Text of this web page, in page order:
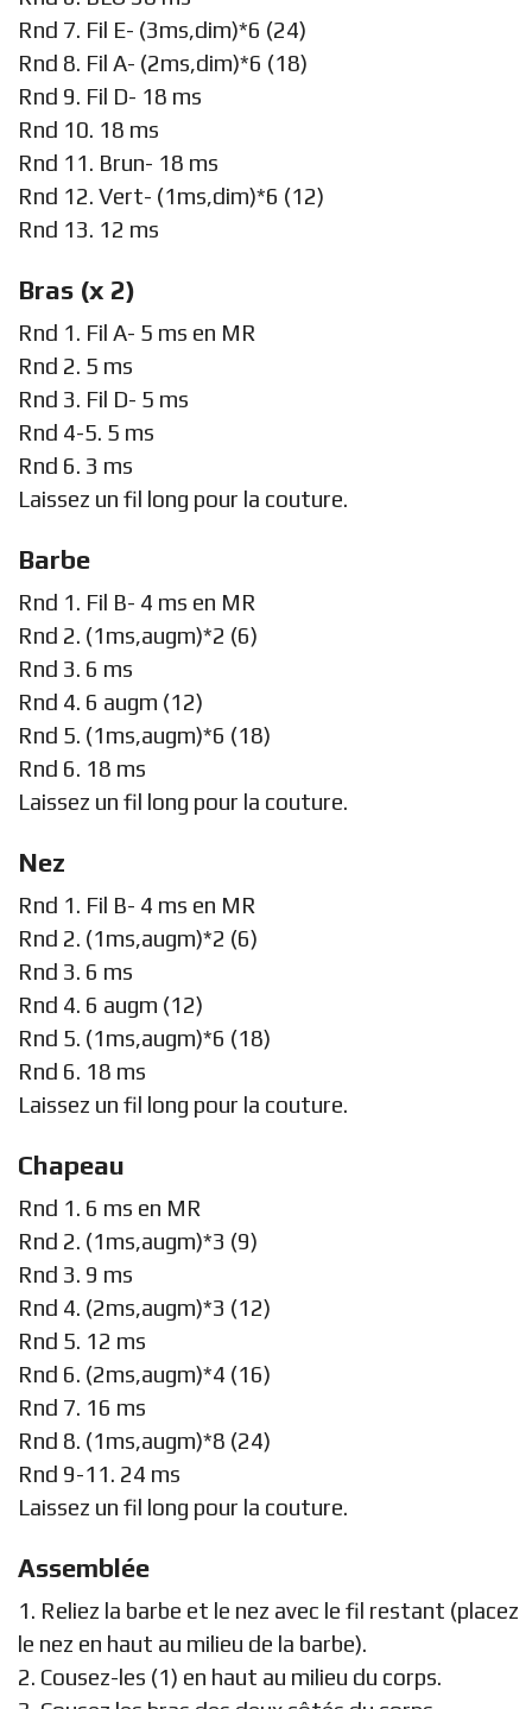
Rnd 7. Fil E- (3ms,dim)*6 (24)
Rnd 8. Fil A- (2ms,dim)*6 (18)
Rnd 9. Fil D- 18 ms
Rnd 10. 18 ms
Rnd 11. Brun- 18 ms
Rnd 12. Vert- (1ms,dim)*6 (12)
Rnd 13. 12 ms
Bras (x 2)
Rnd 1. Fil A- 5 ms en MR
Rnd 2. 5 ms
Rnd 3. Fil D- 5 ms
Rnd 4-5. 5 ms
Rnd 6. 3 ms
Laissez un fil long pour la couture.
Barbe
Rnd 1. Fil B- 4 ms en MR
Rnd 2. (1ms,augm)*2 (6)
Rnd 3. 6 ms
Rnd 4. 6 augm (12)
Rnd 5. (1ms,augm)*6 (18)
Rnd 6. 18 ms
Laissez un fil long pour la couture.
Nez
Rnd 1. Fil B- 4 ms en MR
Rnd 2. (1ms,augm)*2 (6)
Rnd 3. 6 ms
Rnd 4. 6 augm (12)
Rnd 5. (1ms,augm)*6 (18)
Rnd 6. 18 ms
Laissez un fil long pour la couture.
Chapeau
Rnd 1. 6 ms en MR
Rnd 2. (1ms,augm)*3 (9)
Rnd 3. 9 ms
Rnd 4. (2ms,augm)*3 (12)
Rnd 5. 12 ms
Rnd 6. (2ms,augm)*4 (16)
Rnd 7. 16 ms
Rnd 8. (1ms,augm)*8 (24)
Rnd 9-11. 24 ms
Laissez un fil long pour la couture.
Assemblée
1. Reliez la barbe et le nez avec le fil restant (placez
le nez en haut au milieu de la barbe).
2. Cousez-les (1) en haut au milieu du corps.